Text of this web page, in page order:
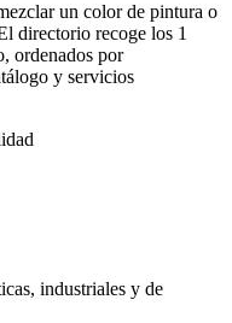
un color de pintura o
directorio recoge los 1
ordenados por
y servicios
industriales y de